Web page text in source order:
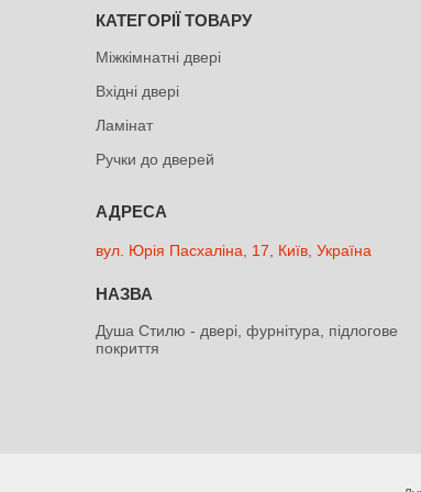
КАТЕГОРІЇ ТОВАРУ
Міжкімнатні двері
Вхідні двері
Ламінат
Ручки до дверей
вул. Юрія Пасхаліна, 17, Київ, Україна
Душа Cтилю - двері, фурнітура, підлогове
покриття